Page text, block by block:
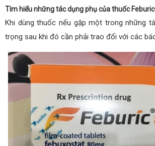
Tìm hiểu những tác dụng phụ của thuốc
Khi dùng thuốc nếu gặp một trong những
trọng sau khi đó cần phải trao đổi với các